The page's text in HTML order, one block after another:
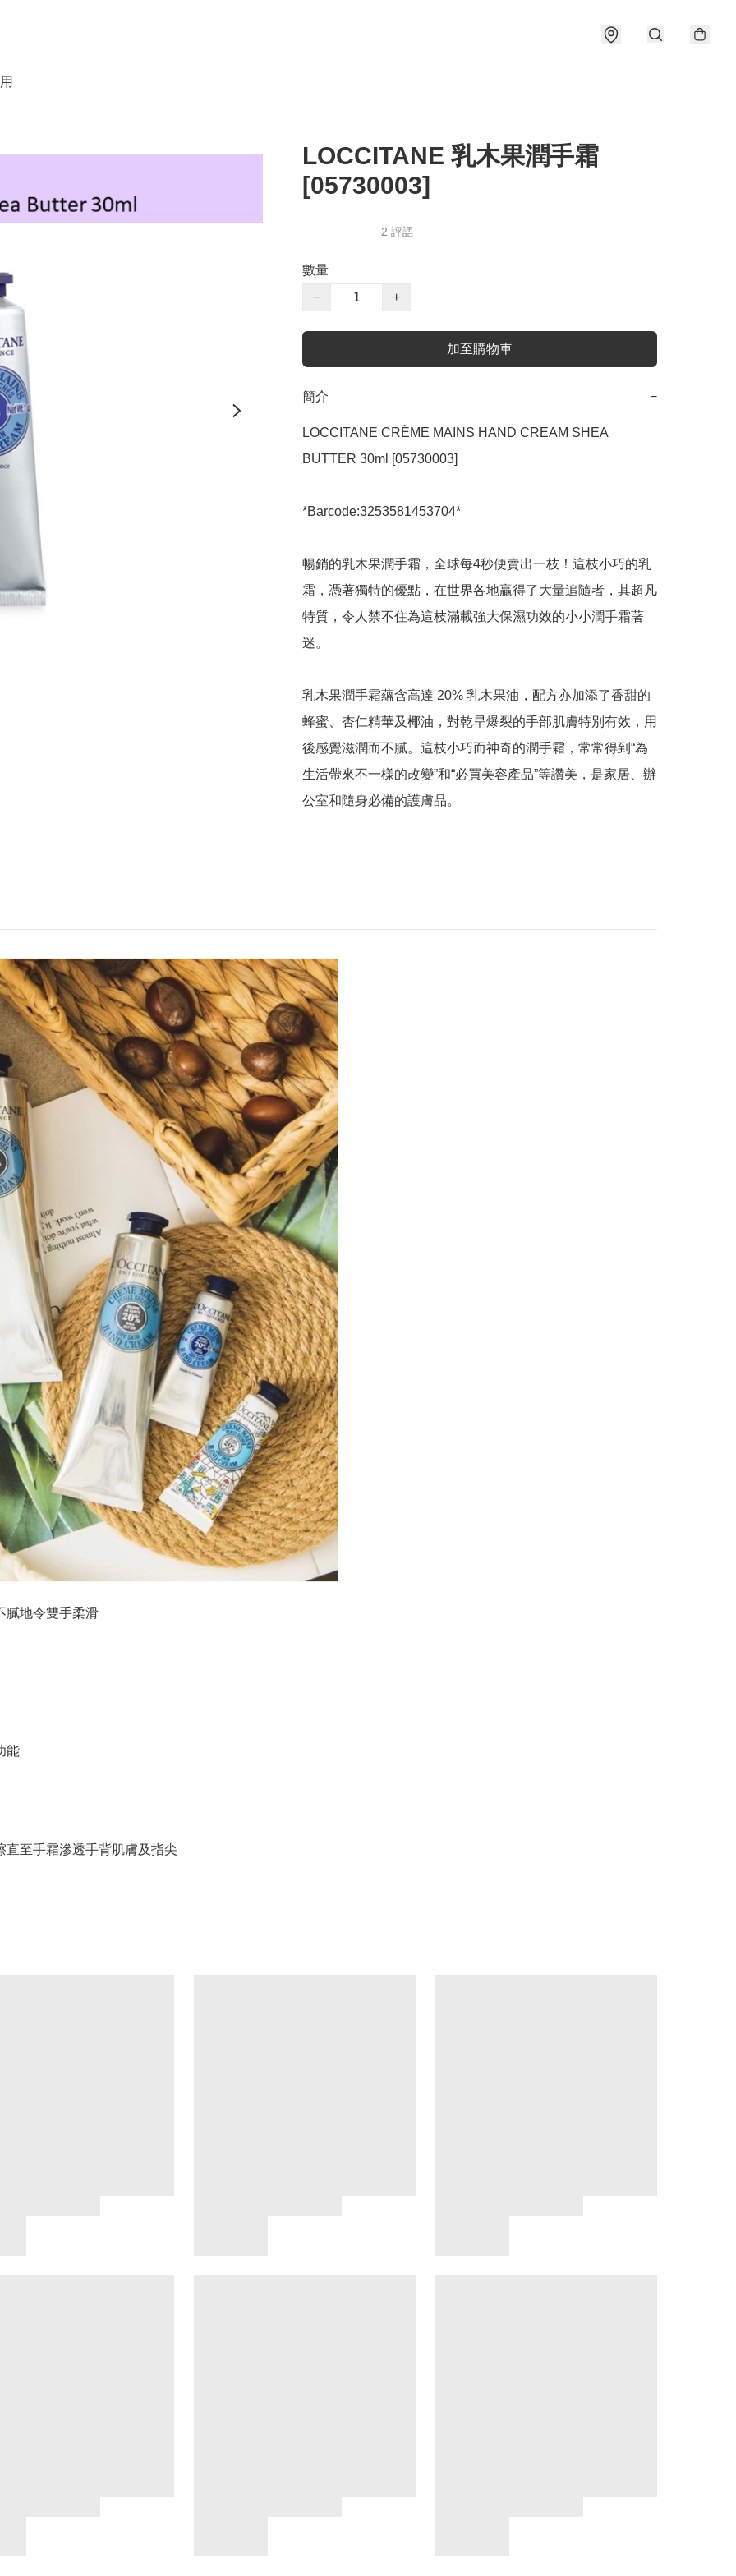
LOCCITANE 乳木果潤手霜
[05730003]
2 評語
數量
−
+
加至購物車
簡介 −
LOCCITANE CRÈME MAINS HAND CREAM SHEA
BUTTER 30ml [05730003]
*Barcode:3253581453704*
暢銷的乳木果潤手霜，全球每4秒便賣出一枝！這枝小巧的乳
霜，憑著獨特的優點，在世界各地贏得了大量追隨者，其超凡
特質，令人禁不住為這枝滿載強大保濕功效的小小潤手霜著
迷。
乳木果潤手霜蘊含高達 20% 乳木果油，配方亦加添了香甜的
蜂蜜、杏仁精華及椰油，對乾旱爆裂的手部肌膚特別有效，用
後感覺滋潤而不膩。這枝小巧而神奇的潤手霜，常常得到“為
生活帶來不一樣的改變”和“必買美容產品”等讚美，是家居、辦
公室和隨身必備的護膚品。
膩地令雙手柔滑
能
直至手霜滲透手背肌膚及指尖